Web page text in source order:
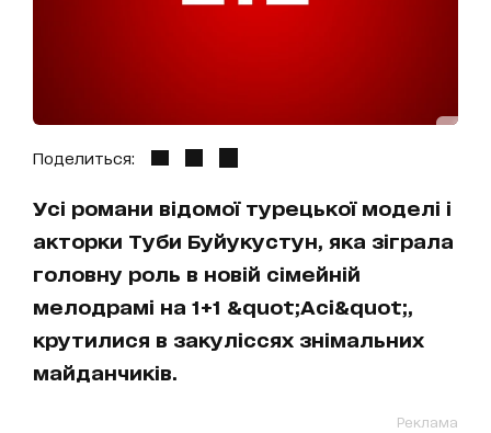
Поделиться:
Усі романи відомої турецької моделі і
акторки Туби Буйукустун, яка зіграла
головну роль в новій сімейній
мелодрамі на 1+1 &quot;Асі&quot;,
крутилися в закуліссях знімальних
майданчиків.
Реклама